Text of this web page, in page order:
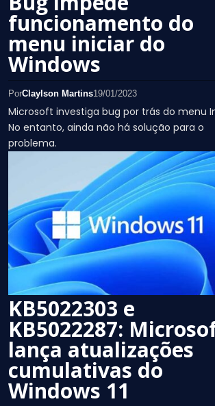
funcionamento do
menu iniciar do
Windows
PorClaylson Martins19/01/2023
Microsoft investiga bug por trás do menu
No entanto, ainda não há solução para o
problema.
KB5022303 e
KB5022287:
lança atualizações
cumulativas do
Windows 11